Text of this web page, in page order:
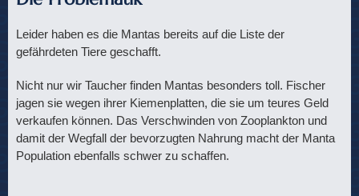
Leider haben es die Mantas bereits auf die Liste der
gefährdeten Tiere geschafft.
Nicht nur wir Taucher finden Mantas besonders toll. Fischer
jagen sie wegen ihrer Kiemenplatten, die sie um teures Geld
verkaufen können. Das Verschwinden von Zooplankton und
damit der Wegfall der bevorzugten Nahrung macht der Manta
Population ebenfalls schwer zu schaffen.